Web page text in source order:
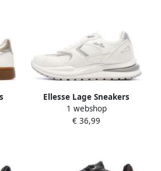
Ellesse Lage Sneakers
Lepmes
1 webshop
€ 36,99